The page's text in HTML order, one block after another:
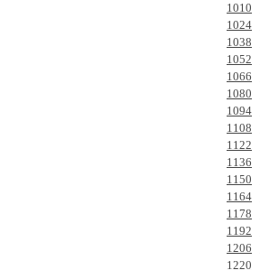
1010
1024
1038
1052
1066
1080
1094
1108
1122
1136
1150
1164
1178
1192
1206
1220